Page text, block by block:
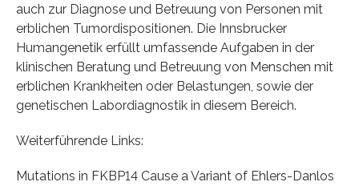
auch zur Diagnose und Betreuung von Personen mit
erblichen Tumordispositionen. Die Innsbrucker
Humangenetik erfüllt umfassende Aufgaben in der
klinischen Beratung und Betreuung von Menschen mit
erblichen Krankheiten oder Belastungen, sowie der
genetischen Labordiagnostik in diesem Bereich.
Weiterführende Links:
Mutations in FKBP14 Cause a Variant of Ehlers-Danlos